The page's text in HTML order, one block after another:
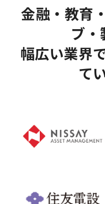
金融・教育
ブ・
幅広い業界
て